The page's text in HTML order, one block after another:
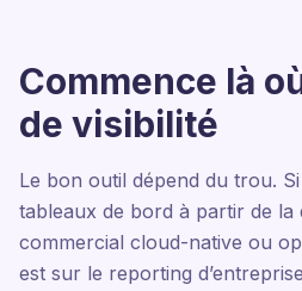
Commence là
de visibilité
Le bon outil dépend du trou.
tableaux de bord à partir de la
commercial cloud-native ou
est sur le reporting